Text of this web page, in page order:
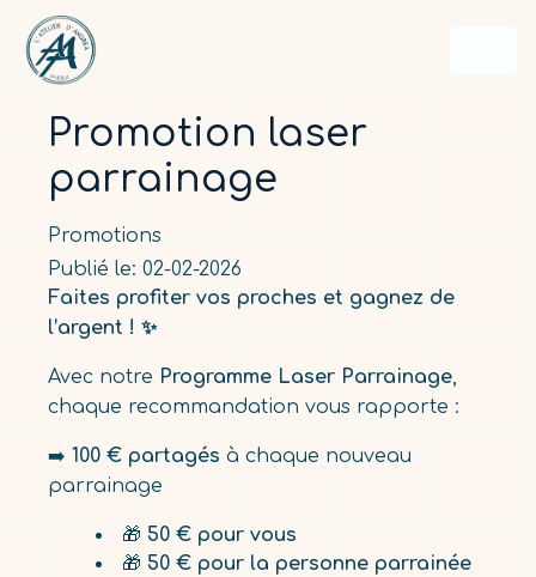
Promotion laser
parrainage
Promotions
Publié le: 02-02-2026
Faites profiter vos proches et gagnez de
l’argent ! ✨
Avec notre Programme Laser Parrainage,
chaque recommandation vous rapporte :
➡️ 100 € partagés à chaque nouveau
parrainage
🎁 50 € pour vous
🎁 50 € pour la personne parrainée
Panneau de gestion des cookies